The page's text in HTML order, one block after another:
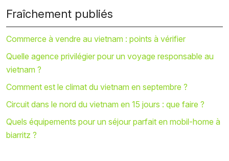
Fraîchement publiés
Commerce à vendre au vietnam : points à vérifier
Quelle agence privilégier pour un voyage responsable au
vietnam ?
Comment est le climat du vietnam en septembre ?
Circuit dans le nord du vietnam en 15 jours : que faire ?
Quels équipements pour un séjour parfait en mobil-home à
biarritz ?